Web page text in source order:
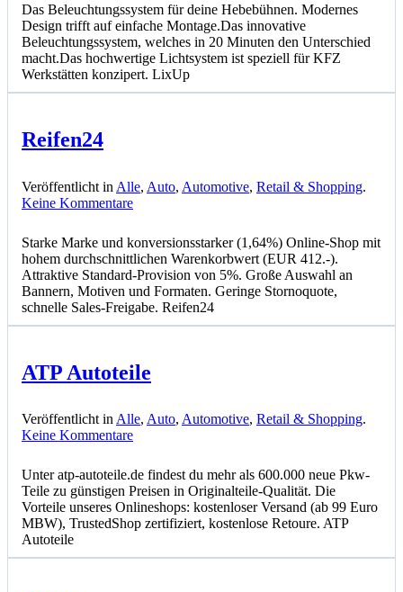
Das Beleuchtungssystem für deine Hebebühnen. Modernes
Design trifft auf einfache Montage.Das innovative
Beleuchtungssystem, welches in 20 Minuten den Unterschied
macht.Das hochwertige Lichtsystem ist speziell für KFZ
Werkstätten konzipert. LixUp
Reifen24
Veröffentlicht in Alle, Auto, Automotive, Retail & Shopping.
Keine Kommentarezu
Starke Marke und konversionsstarker (1,64%) Online-Shop mit
hohem durchschnittlichen Warenkorbwert (EUR 412.-).
Attraktive Standard-Provision von 5%. Große Auswahl an
Bannern, Motiven und Formaten. Geringe Stornoquote,
schnelle Sales-Freigabe. Reifen24
ATP Autoteile
Veröffentlicht inAlle, Auto, Automotive, Retail & Shopping.
Keine Kommentarezu
Autoteile
Unter atp-autoteile.de findest du mehr als 600.000 neue Pkw-
Teile zu günstigen Preisen in Originalteile-Qualität. Die
Vorteile unseres Onlineshops: kostenloser Versand (ab 99 Euro
MBW), TrustedShop zertifiziert, kostenlose Retoure. ATP
Autoteile